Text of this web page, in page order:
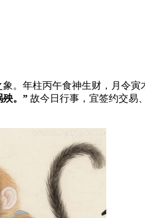
象。年柱丙午食神生财，月令
殃。” 故今日行事，宜签约交易